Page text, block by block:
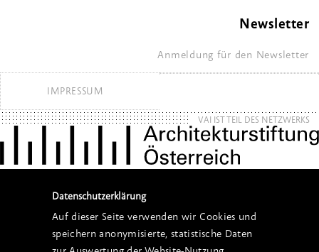
Newsletter
Anmeldung für den Newsletter
IMPRESSUM
VAI IST TEIL DES NETZWERKS
Datenschutzerklärung
Auf dieser Seite verwenden wir Cookies und
speichern anonymisierte, statistische Daten